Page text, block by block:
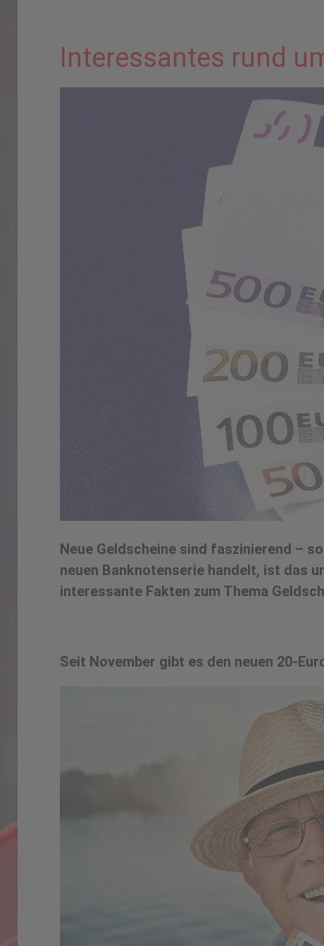
Interessantes rund
Neue Geldscheine sind faszinierend –
neuen Banknotenserie handelt, ist das
interessante Fakten zum Thema
Seit November gibt es den neuen 20-